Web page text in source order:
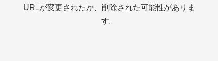
URLが変更されたか、削除された可能性がありま
す。